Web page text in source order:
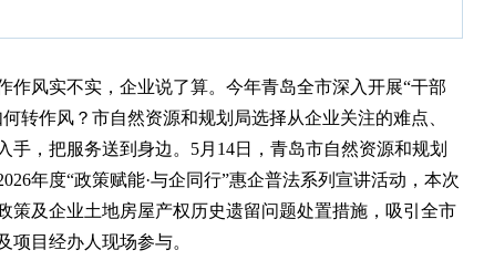
作风实不实，企业说了算。今年青岛全市深入开展“干部
转作风？市自然资源和规划局选择从企业关注的难点、
手，把服务送到身边。5月14日，青岛市自然资源和规划
年度“政策赋能·与企同行”惠企普法系列宣讲活动，本次
策及企业土地房屋产权历史遗留问题处置措施，吸引全市
项目经办人现场参与。